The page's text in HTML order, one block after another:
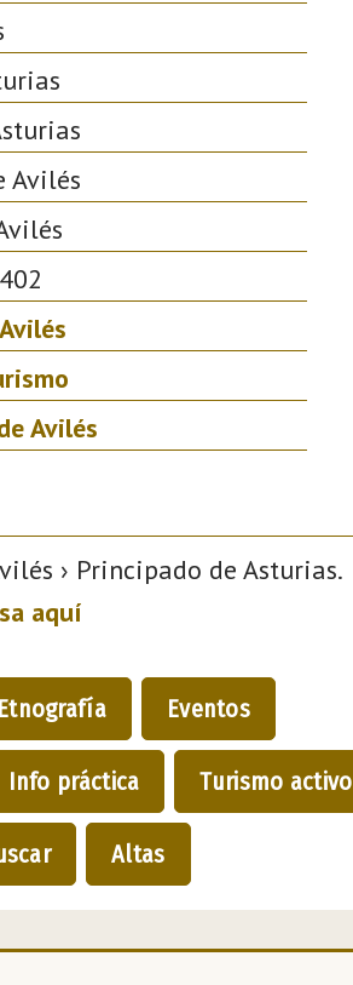
Avilés
Avilés
Avilés
› Principado de Asturias.
aquí
Etnografía Eventos
Info práctica Turismo activo
Altas